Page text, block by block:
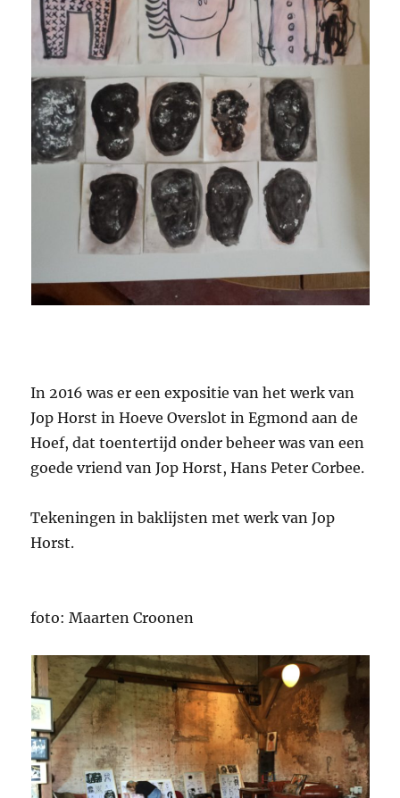
In 2016 was er een expositie van het werk van
Jop Horst in Hoeve Overslot in Egmond aan de
Hoef, dat toentertijd onder beheer was van een
goede vriend van Jop Horst, Hans Peter Corbee.
Tekeningen in baklijsten met werk van Jop
Horst.
foto: Maarten Croonen